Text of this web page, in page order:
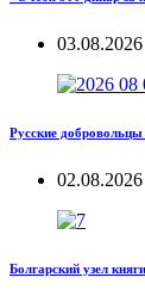
03.08.2026
Русские
02.08.2026
Болгарский узел